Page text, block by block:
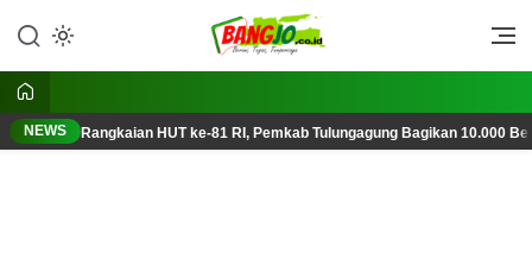
konten
Bangjo.co.id
Berani, Tegas, Terpercaya
NEWS Rangkaian HUT ke-81 RI, Pemkab Tulungagung Bagikan 10.000